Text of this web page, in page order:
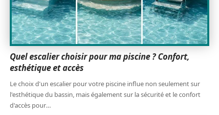
Quel escalier choisir pour ma piscine ? Confort,
esthétique et accès
Le choix d'un escalier pour votre piscine influe non seulement sur
l'esthétique du bassin, mais également sur la sécurité et le confort
d'accès pour…